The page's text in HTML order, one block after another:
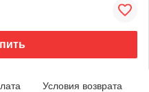
Условия возврата